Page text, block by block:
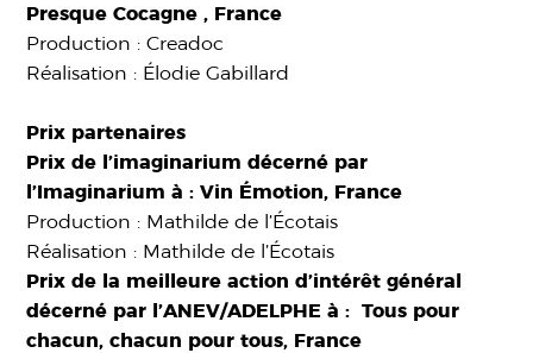
Presque Cocagne , France
Production : Creadoc
Réalisation : Élodie Gabillard
Prix partenaires
Prix de l’imaginarium décerné par
l’Imaginarium à : Vin Émotion, France
Production : Mathilde de l’Écotais
Réalisation : Mathilde de l’Écotais
Prix de la meilleure action d’intérêt général
décerné par l’ANEV/ADELPHE à : Tous pour
chacun, chacun pour tous, France